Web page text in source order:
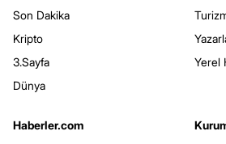
Son Dakika
Kripto
3.Sayfa
Dünya
Yerel
Haberler.com